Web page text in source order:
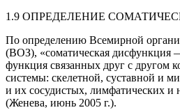
1.9 ОПРЕДЕЛЕНИЕ
По определению Всемирной
(ВОЗ), «соматическая дисфункция
функция связанных друг с другом
системы: скелетной, суставной и
и их сосудистых, лимфатических и
(Женева, июнь 2005 г.).